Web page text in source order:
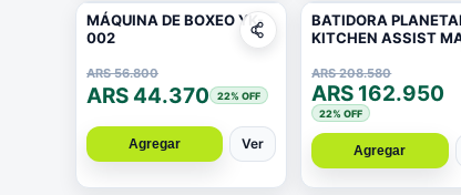
MÁQUINA DE BOXEO YK-
002
ARS 56.800
ARS 44.370 22% OFF
Agregar Ver
BATIDORA
KITCHEN ASSIST
ARS 208.580
ARS 162.950
22% OFF
Agregar